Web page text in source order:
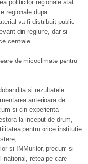
politicilor regionale atat
regionale dupa
va fi distribuit public
din regiune, dar si
centrale.
de micoclimate pentru
si rezultatele
anterioara de
si din experienta
la inceput de drum,
pentru orice institutie
si IMMurilor, precum si
national, retea pe care